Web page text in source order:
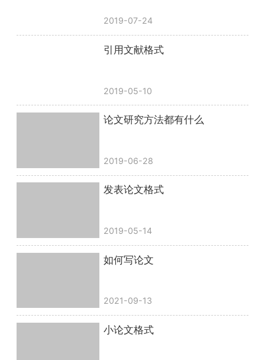
2019-07-24
引用文献格式
2019-05-10
论文研究方法都有什么
2019-06-28
发表论文格式
2019-05-14
如何写论文
2021-09-13
小论文格式